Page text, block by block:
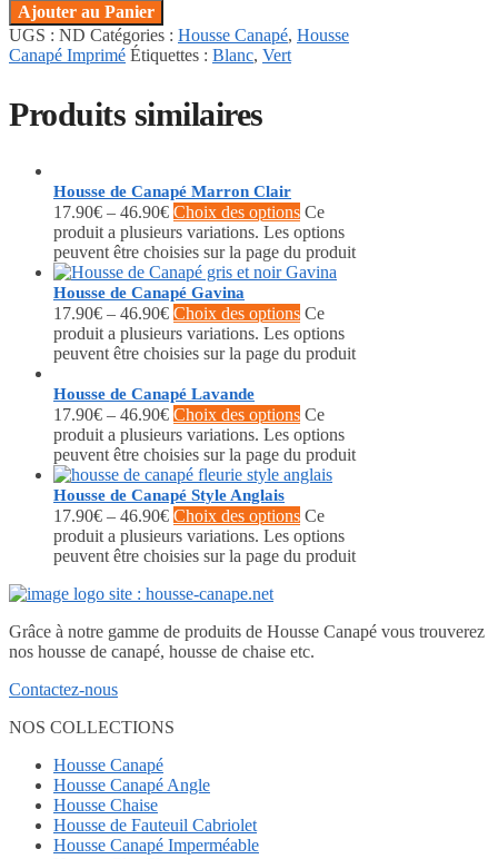
Ajouter au Panier
UGS : ND Catégories : Housse Canapé, Housse
Canapé Imprimé Étiquettes : Blanc, Vert
Produits similaires
Housse de Canapé Marron Clair
17.90€ – 46.90€ Choix des options Ce
produit a plusieurs variations. Les options
peuvent être choisies sur la page du produit
Housse de Canapé Gavina
17.90€ – 46.90€ Choix des options Ce
produit a plusieurs variations. Les options
peuvent être choisies sur la page du produit
Housse de Canapé Lavande
17.90€ – 46.90€ Choix des options Ce
produit a plusieurs variations. Les options
peuvent être choisies sur la page du produit
Housse de Canapé Style Anglais
17.90€ – 46.90€ Choix des options Ce
produit a plusieurs variations. Les options
peuvent être choisies sur la page du produit
Grâce à notre gamme de produits de Housse Canapé vous trouverez
nos housse de canapé, housse de chaise etc.
Contactez-nous
NOS COLLECTIONS
Housse Canapé
Housse Canapé Angle
Housse Chaise
Housse de Fauteuil Cabriolet
Housse Canapé Imperméable